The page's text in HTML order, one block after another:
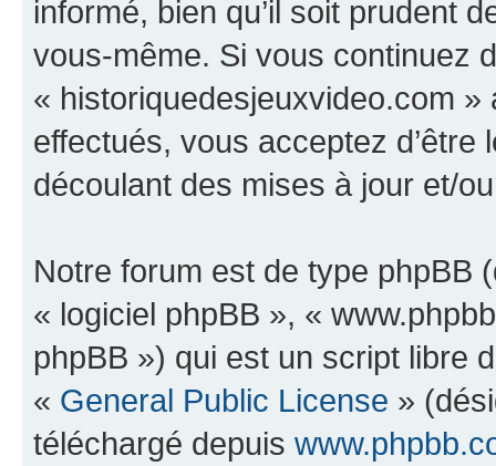
informé, bien qu’il soit prudent
vous-même. Si vous continuez
« historiquedesjeuxvideo.com
effectués, vous acceptez
découlant des mises à jour et/
Notre forum est de type phpBB
« logiciel phpBB », «
phpBB ») qui est un script libre
« General Public License »
téléchargé depuis